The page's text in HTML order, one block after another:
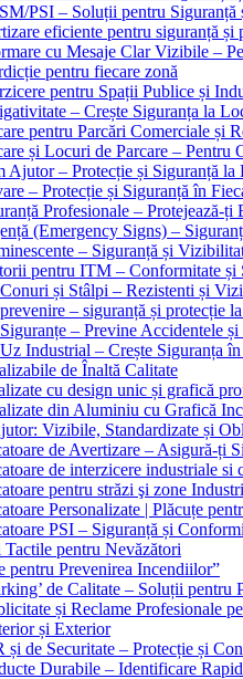
PSI – Soluții pentru
eficiente pentru siguranță și
cu Mesaje Clar Vizibile –
pentru fiecare zonă
pentru Spații Publice și
– Crește Siguranța la
pentru Parcări Comerciale și
și Locuri de Parcare – Pentru
Ajutor – Protecție și Siguranță
– Protecție și Siguranță în
Profesionale – Protejează-ți
(Emergency Signs) –
– Siguranță și
pentru ITM – Conformitate și
și Stâlpi – Rezistenti și
– siguranță și protecție
– Previne Accidentele și
Industrial – Crește Siguranța
de Înaltă Calitate
cu design unic și grafică
din Aluminiu cu Grafică
Vizibile, Standardizate și
de Avertizare – Asigură-ți
de interzicere industriale si
pentru străzi şi zone
Personalizate | Plăcuțe
PSI – Siguranță și
Tactile pentru Nevăzători
pentru Prevenirea Incendiilor”
de Calitate – Soluții pentru
și Reclame Profesionale
și Exterior
și de Securitate – Protecție și
Durabile – Identificare